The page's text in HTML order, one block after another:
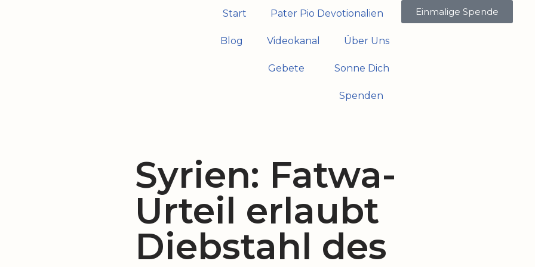
Start Pater Pio Devotionalien
Blog Videokanal Über Uns
Gebete Sonne Dich
Spenden
Einmalige Spende
Syrien: Fatwa-
Urteil erlaubt
Diebstahl des